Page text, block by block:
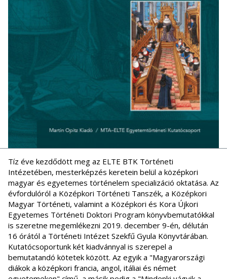
Tíz éve kezdődött meg az ELTE BTK Történeti
Intézetében, mesterképzés keretein belül a középkori
magyar és egyetemes történelem specializáció oktatása. Az
évfordulóról a Középkori Történeti Tanszék, a Középkori
Magyar Történeti, valamint a Középkori és Kora Újkori
Egyetemes Történeti Doktori Program könyvbemutatókkal
is szeretne megemlékezni 2019. december 9-én, délután
16 órától a Történeti Intézet Szekfű Gyula Könyvtárában.
Kutatócsoportunk két kiadvánnyal is szerepel a
bemutatandó kötetek között. Az egyik a "Magyarországi
diákok a középkori francia, angol, itáliai és német